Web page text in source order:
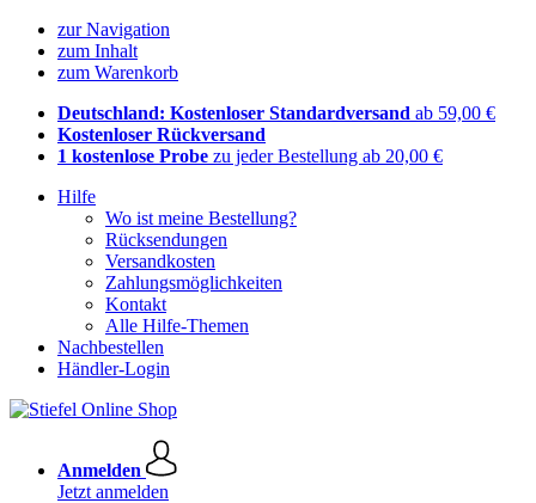
zur Navigation
zum Inhalt
zum Warenkorb
Deutschland: Kostenloser Standardversand ab 59,00 €
Kostenloser Rückversand
1 kostenlose Probe zu jeder Bestellung ab 20,00 €
Hilfe
Wo ist meine Bestellung?
Rücksendungen
Versandkosten
Zahlungsmöglichkeiten
Kontakt
Alle Hilfe-Themen
Nachbestellen
Händler-Login
Anmelden
Jetzt anmelden